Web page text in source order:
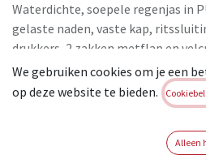
Waterdichte, soepele regenjas in
gelaste naden, vaste kap,
drukkers, 2 zakken metflap en
windvang in de mouwen. Geschikt
regen, bouwnijverheid,
voedingsindustrie, enz. Kleur:
We gebruiken cookies om je een
op deze website te bieden.
Alleen